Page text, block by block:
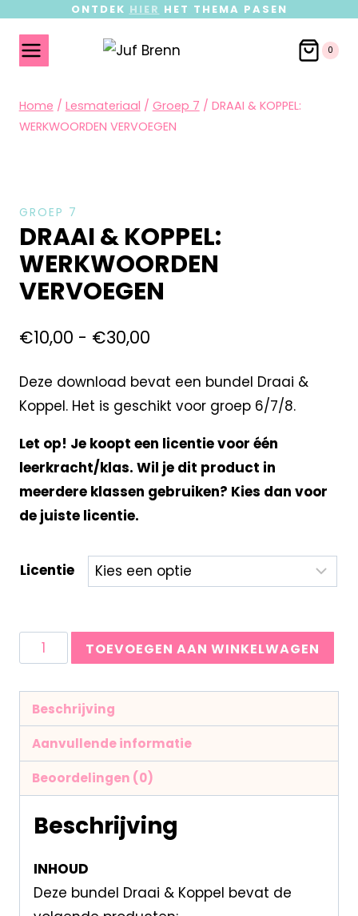
ONTDEK HIER HET THEMA PASEN
0
Home / Lesmateriaal / Groep 7 / DRAAI & KOPPEL:
WERKWOORDEN VERVOEGEN
GROEP 7
DRAAI & KOPPEL:
WERKWOORDEN
VERVOEGEN
€10,00 - €30,00
Deze download bevat een bundel Draai &
Koppel. Het is geschikt voor groep 6/7/8.
Let op! Je koopt een licentie voor één
leerkracht/klas. Wil je dit product in
meerdere klassen gebruiken? Kies dan voor
de juiste licentie.
Licentie
TOEVOEGEN AAN WINKELWAGEN
Beschrijving
Aanvullende informatie
Beoordelingen (0)
Beschrijving
INHOUD
Deze bundel Draai & Koppel bevat de